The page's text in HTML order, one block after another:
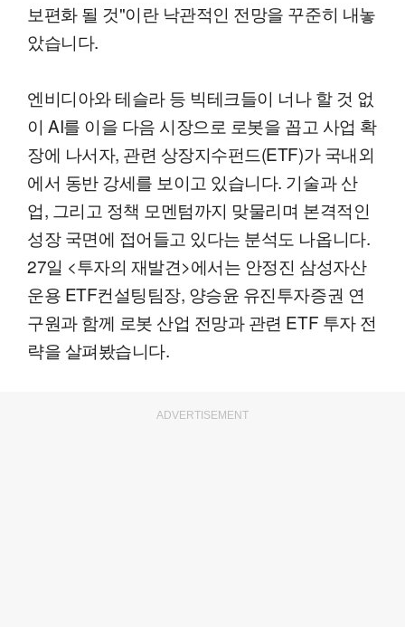
보편화 될 것"이란 낙관적인 전망을 꾸준히 내놓
았습니다.
엔비디아와 테슬라 등 빅테크들이 너나 할 것 없
이 AI를 이을 다음 시장으로 로봇을 꼽고 사업 확
장에 나서자, 관련 상장지수펀드(ETF)가 국내외
에서 동반 강세를 보이고 있습니다. 기술과 산
업, 그리고 정책 모멘텀까지 맞물리며 본격적인
성장 국면에 접어들고 있다는 분석도 나옵니다.
27일 <투자의 재발견>에서는 안정진 삼성자산
운용 ETF컨설팅팀장, 양승윤 유진투자증권 연
구원과 함께 로봇 산업 전망과 관련 ETF 투자 전
략을 살펴봤습니다.
ADVERTISEMENT